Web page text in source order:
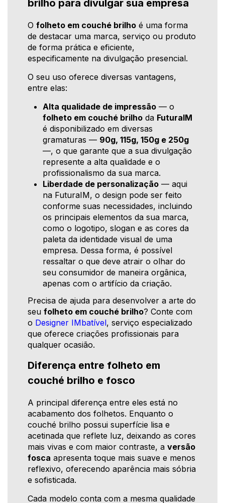
brilho para divulgar sua empresa
O folheto em couché brilho é uma forma
de destacar uma marca, serviço ou produto
de forma prática e eficiente,
especificamente na divulgação presencial.
O seu uso oferece diversas vantagens,
entre elas:
Alta qualidade de impressão — o
folheto em couché brilho da FuturaIM
é disponibilizado em diversas
gramaturas — 90g, 115g, 150g e 250g
—, o que garante que a sua divulgação
represente a alta qualidade e o
profissionalismo da sua marca.
Liberdade de personalização — aqui
na FuturaIM, o design pode ser feito
conforme suas necessidades, incluindo
os principais elementos da sua marca,
como o logotipo, slogan e as cores da
paleta da identidade visual de uma
empresa. Dessa forma, é possível
ressaltar o que deve atrair o olhar do
seu consumidor de maneira orgânica,
apenas com o artifício da criação.
Precisa de ajuda para desenvolver a arte do
seu folheto em couché brilho? Conte com
o Designer IMbatível, serviço especializado
que oferece criações profissionais para
qualquer ocasião.
Diferença entre folheto em
couché brilho e fosco
A principal diferença entre eles está no
acabamento dos folhetos. Enquanto o
couché brilho possui superfície lisa e
acetinada que reflete luz, deixando as cores
mais vivas e com maior contraste, a versão
fosca apresenta toque mais suave e menos
reflexivo, oferecendo aparência mais sóbria
e sofisticada.
Cada modelo conta com a mesma qualidade